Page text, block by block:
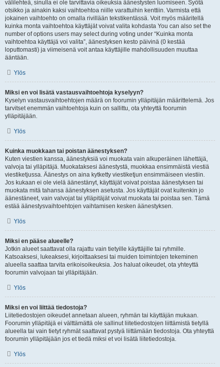
välilehteä, sinulla ei ole tarvittavia oikeuksia äänestysten luomiseen. Syötä
otsikko ja ainakin kaksi vaihtoehtoa niille varattuihin kenttiin. Varmista että
jokainen vaihtoehto on omalla rivillään tekstikentässä. Voit myös määritellä
kuinka monta vaihtoehtoa käyttäjät voivat valita kohdasta You can also set the
number of options users may select during voting under “Kuinka monta
vaihtoehtoa käyttäjä voi valita”, äänestyksen kesto päivinä (0 kestää
loputtomasti) ja viimeisenä voit antaa käyttäjille mahdollisuuden muuttaa
ääntään.
Ylös
Miksi en voi lisätä vastausvaihtoehtoja kyselyyn?
Kyselyn vastausvaihtoehtojen määrä on foorumin ylläpitäjän määrittelemä. Jos
tarvitset enemmän vaihtoehtoja kuin on sallittu, ota yhteyttä foorumin
ylläpitäjään.
Ylös
Kuinka muokkaan tai poistan äänestyksen?
Kuten viestien kanssa, äänestyksiä voi muokata vain alkuperäinen lähettäjä,
valvoja tai ylläpitäjä. Muokataksesi äänestystä, muokkaa ensimmäistä viestiä
viestiketjussa. Äänestys on aina kytketty viestiketjun ensimmäiseen viestiin.
Jos kukaan ei ole vielä äänestänyt, käyttäjät voivat poistaa äänestyksen tai
muokata mitä tahansa äänestyksen asetusta. Jos käyttäjät ovat kuitenkin jo
äänestäneet, vain valvojat tai ylläpitäjät voivat muokata tai poistaa sen. Tämä
estää äänestysvaihtoehtojen vaihtamisen kesken äänestyksen.
Ylös
Miksi en pääse alueelle?
Jotkin alueet saattavat olla rajattu vain tietyille käyttäjille tai ryhmille.
Katsoaksesi, lukeaksesi, kirjoittaaksesi tai muiden toimintojen tekeminen
alueella saattaa tarvita erikoisoikeuksia. Jos haluat oikeudet, ota yhteyttä
foorumin valvojaan tai ylläpitäjään.
Ylös
Miksi en voi liittää tiedostoja?
Liitetiedostojen oikeudet annetaan alueen, ryhmän tai käyttäjän mukaan.
Foorumin ylläpitäjä ei välttämättä ole sallinut liitetiedostojen liittämistä tietyllä
alueella tai vain tietyt ryhmät saattavat pystyä liittämään tiedostoja. Ota yhteyttä
foorumin ylläpitäjään jos et tiedä miksi et voi lisätä liitetiedostoja.
Ylös